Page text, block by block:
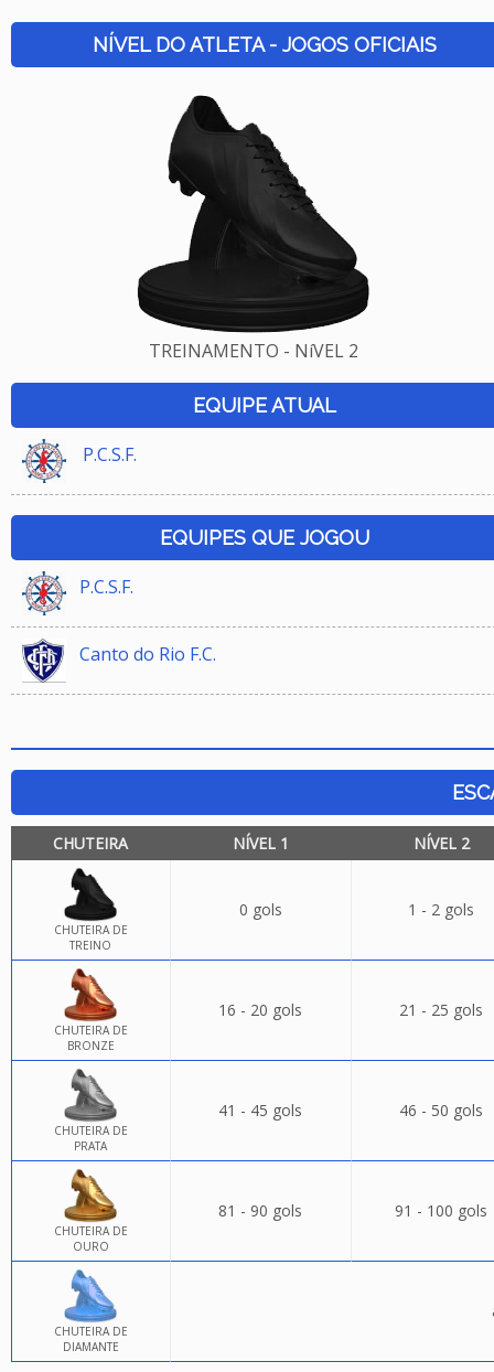
NÍVEL DO ATLETA - JOGOS OFICIAIS
TREINAMENTO - NíVEL 2
EQUIPE ATUAL
P.C.S.F.
EQUIPES QUE JOGOU
P.C.S.F.
Canto do Rio F.C.
CHUTEIRA NÍVEL 1 NÍVEL 2
CHUTEIRA DE
TREINO
0 gols 1 - 2 gols
CHUTEIRA DE
BRONZE
16 - 20 gols 21 - 25 gols
CHUTEIRA DE
PRATA
41 - 45 gols 46 - 50 gols
CHUTEIRA DE
OURO
81 - 90 gols 91 - 100 gols
CHUTEIRA DE
DIAMANTE